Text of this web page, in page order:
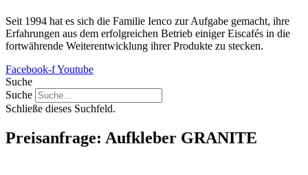
Seit 1994 hat es sich die Familie Ienco zur Aufgabe gemacht, ihre
Erfahrungen aus dem erfolgreichen Betrieb einiger Eiscafés in die
fortwährende Weiterentwicklung ihrer Produkte zu stecken.
Facebook-fYoutube
Suche
Suche
Schließe dieses Suchfeld.
Preisanfrage: Aufkleber GRANITE